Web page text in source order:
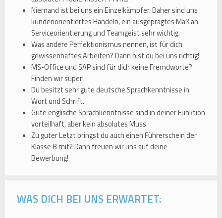
Niemand ist bei uns ein Einzelkämpfer. Daher sind uns
kundenorientiertes Handeln, ein ausgeprägtes Maß an
Serviceorientierung und Teamgeist sehr wichtig.
Was andere Perfektionismus nennen, ist für dich
gewissenhaftes Arbeiten? Dann bist du bei uns richtig!
MS-Office und SAP sind für dich keine Fremdworte?
Finden wir super!
Du besitzt sehr gute deutsche Sprachkenntnisse in
Wort und Schrift.
Gute englische Sprachkenntnisse sind in deiner Funktion
vorteilhaft, aber kein absolutes Muss.
Zu guter Letzt bringst du auch einen Führerschein der
Klasse B mit? Dann freuen wir uns auf deine
Bewerbung!
WAS DICH BEI UNS ERWARTET: